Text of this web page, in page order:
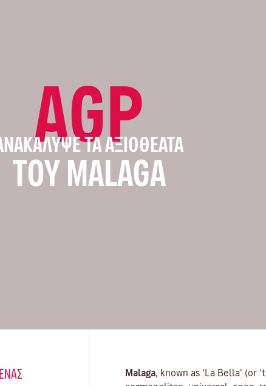
AGP
ΤΑ ΑΞΙΟΘΈΑΤΑ
ΤΟΥ MALAGA
Malaga , known as ‘La Bella’ (or